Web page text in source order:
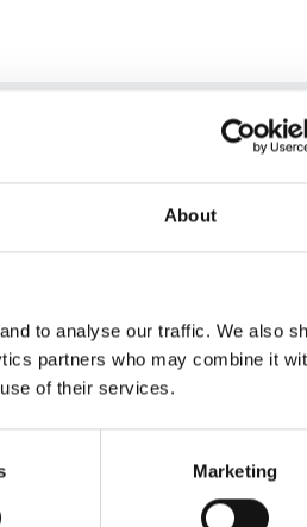
About
to analyse our traffic. We also
partners who may combine it
of their services.
Marketing
S2P
cash out
a gestire le relazioni con i
su un’unica piattaforma